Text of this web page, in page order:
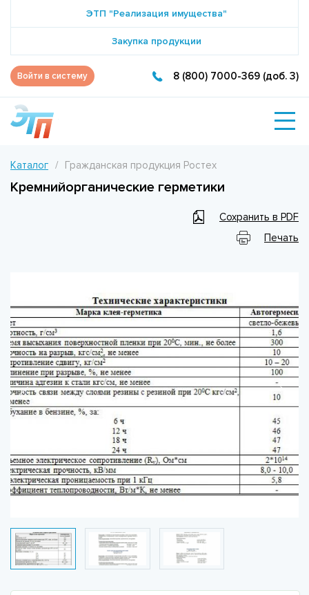
ЭТП "Реализация имущества"
Закупка продукции
Войти в систему 8 (800) 7000-369 (доб. 3)
Каталог Гражданская продукция Ростех
Кремнийорганические герметики
Сохранить в PDF
Печать